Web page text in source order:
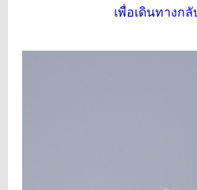
เพื่อเดินทางก